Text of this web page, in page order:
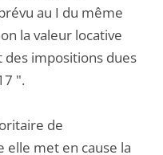
au I du même
la valeur locative
impositions dues
".
de
met en cause la